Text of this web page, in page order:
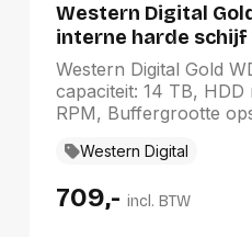
Western Digital
interne harde schijf
512 MB 3.5" SATA III
Western Digital Gold
capaciteit: 14 TB,
RPM, Buffergrootte
Western Digital
709,- incl. BTW